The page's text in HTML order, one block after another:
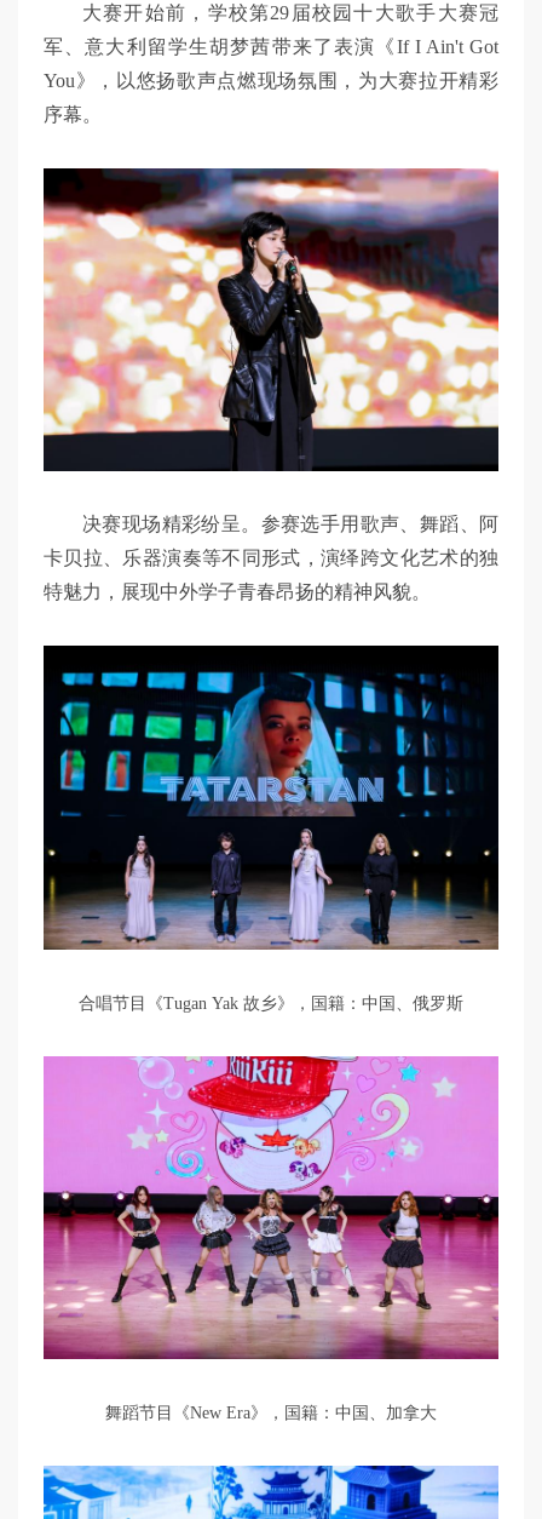
大赛开始前，学校第29届校园十大歌手大赛冠
军、意大利留学生胡梦茜带来了表演《If I Ain't Got
You》，以悠扬歌声点燃现场氛围，为大赛拉开精彩
序幕。
决赛现场精彩纷呈。参赛选手用歌声、舞蹈、阿
卡贝拉、乐器演奏等不同形式，演绎跨文化艺术的独
特魅力，展现中外学子青春昂扬的精神风貌。
合唱节目《Tugan Yak 故乡》，国籍：中国、俄罗斯
舞蹈节目《New Era》，国籍：中国、加拿大